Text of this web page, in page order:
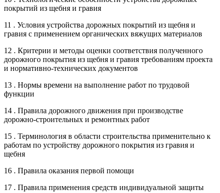
покрытий из щебня и гравия
11 . Условия устройства дорожных покрытий из щебня и
гравия с применением органических вяжущих материалов
12 . Критерии и методы оценки соответствия полученного
дорожного покрытия из щебня и гравия требованиям проекта
и нормативно-технических документов
13 . Нормы времени на выполнение работ по трудовой
функции
14 . Правила дорожного движения при производстве
дорожно-строительных и ремонтных работ
15 . Терминология в области строительства применительно к
работам по устройству дорожного покрытия из гравия и
щебня
16 . Правила оказания первой помощи
17 . Правила применения средств индивидуальной защиты